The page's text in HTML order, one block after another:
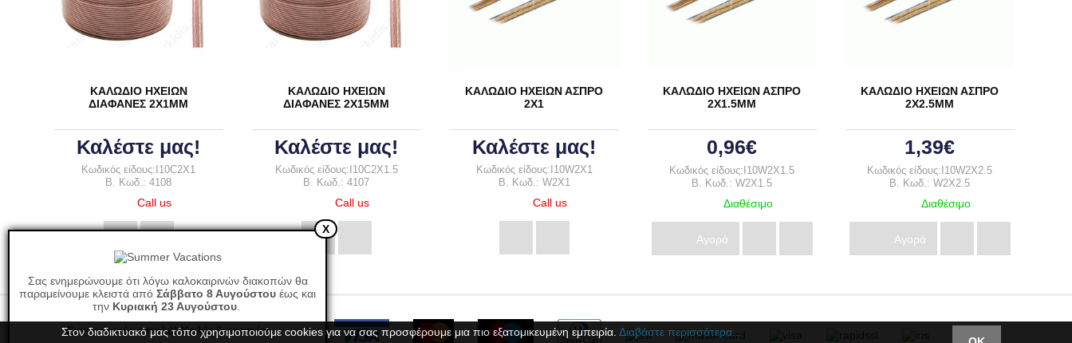
ΚΑΛΩΔΙΟ ΗΧΕΙΩΝ
ΔΙΑΦΑΝΕΣ 2Χ1ΜΜ
Καλέστε μας!
Κωδικός είδους:I10C2X1
B. Κωδ.: 4108
Call us
ΚΑΛΩΔΙΟ ΗΧΕΙΩΝ
ΔΙΑΦΑΝΕΣ 2Χ15ΜΜ
Καλέστε μας!
Κωδικός είδους:I10C2X1.5
B. Κωδ.: 4107
Call us
ΚΑΛΩΔΙΟ ΗΧΕΙΩΝ ΑΣΠΡΟ
2Χ1
Καλέστε μας!
Κωδικός είδους:I10W2X1
B. Κωδ.: W2X1
Call us
ΚΑΛΩΔΙΟ ΗΧΕΙΩΝ ΑΣΠΡΟ
2Χ1.5ΜΜ
0,96€
Κωδικός είδους:I10W2X1.5
B. Κωδ.: W2X1.5
Διαθέσιμο
Αγορά
ΚΑΛΩΔΙΟ ΗΧΕΙΩΝ ΑΣΠΡΟ
2Χ2.5ΜΜ
1,39€
Κωδικός είδους:I10W2X2.5
B. Κωδ.: W2X2.5
Διαθέσιμο
Αγορά
Στον διαδικτυακό μας τόπο χρησιμοποιούμε cookies για να σας προσφέρουμε μια πιο εξατομικευμένη εμπειρία. Διαβάστε περισσότερα...
X
Σας ενημερώνουμε ότι λόγω καλοκαιρινών διακοπών θα
παραμείνουμε κλειστά από Σάββατο 8 Αυγούστου έως και
την Κυριακή 23 Αυγούστου.
Ευχαριστούμε πολύ! Καλές διακοπές!